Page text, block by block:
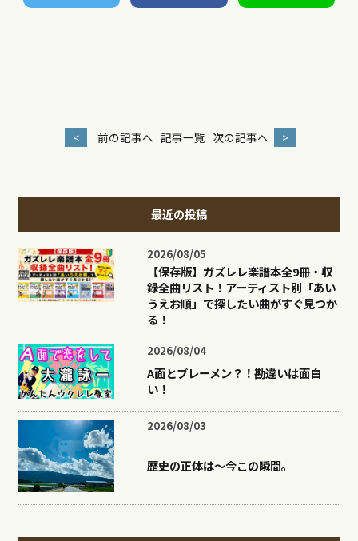
< 前の記事へ 記事一覧 次の記事へ >
最近の投稿
2026/08/05
【保存版】ガズレレ楽譜本全9冊・収
録全曲リスト！アーティスト別「あい
うえお順」で探したい曲がすぐ見つか
る！
2026/08/04
A面とブレーメン？！勘違いは面白
い！
2026/08/03
歴史の正体は〜今この瞬間。